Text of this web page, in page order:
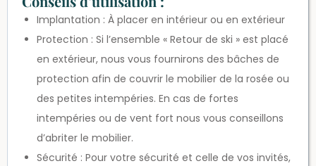
Implantation : À placer en intérieur ou en extérieur
Protection : Si l’ensemble « Retour de ski » est placé
en extérieur, nous vous fournirons des bâches de
protection afin de couvrir le mobilier de la rosée ou
des petites intempéries. En cas de fortes
intempéries ou de vent fort nous vous conseillons
d’abriter le mobilier.
Sécurité : Pour votre sécurité et celle de vos invités,